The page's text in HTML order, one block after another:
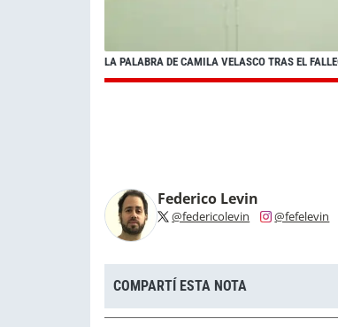
LA PALABRA DE CAMILA VELASCO TRAS EL
Federico Levin
@federicolevin @fefelevin
COMPARTÍ ESTA NOTA